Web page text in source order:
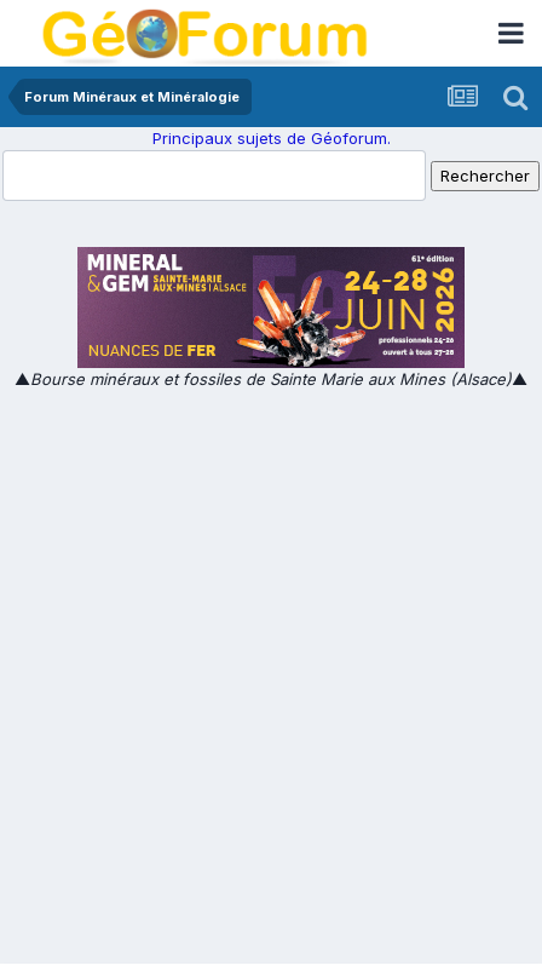
Forum Minéraux et Minéralogie
Principaux sujets de Géoforum.
▲Bourse minéraux et fossiles de Sainte Marie aux Mines (Alsace)▲